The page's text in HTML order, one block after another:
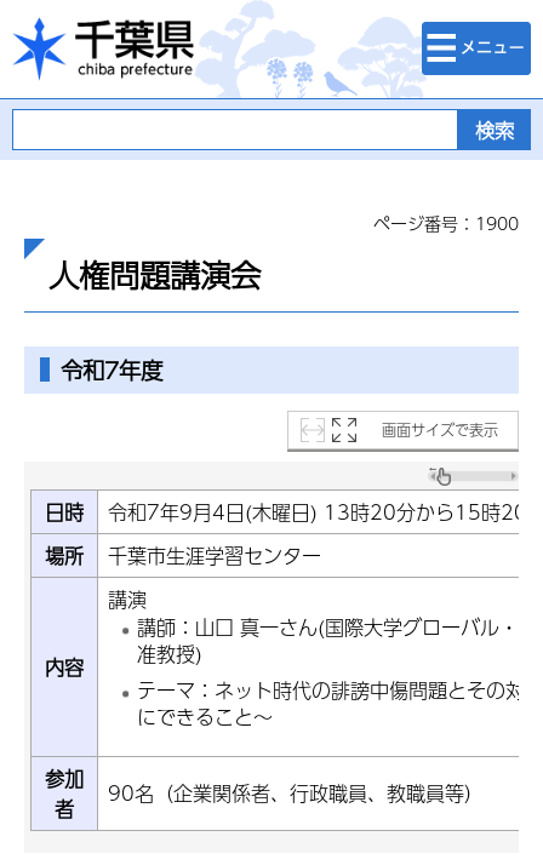
千葉県
検索・メニュ
ー
ページ番号：1900
人権問題講演会
令和7年度
画面サイズで表示
日時
令和7年9月4日(木曜日) 13時20分から15時20
場所
千葉市生涯学習センター
内容
講演
講師：山口 真一さん(国際大学グローバル・
准教授)
テーマ：ネット時代の誹謗中傷問題とその対
にできること～
参加
者
90名（企業関係者、行政職員、教職員等）